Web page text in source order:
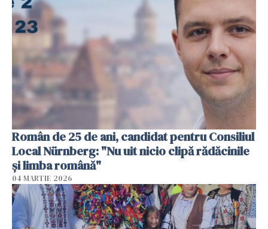
Român de 25 de ani, candidat pentru Consiliul
Local Nürnberg: "Nu uit nicio clipă rădăcinile
și limba română"
04 MARTIE 2026